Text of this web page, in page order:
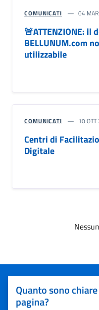
COMUNICATI 04
🚨ATTENZIONE: il
BELLUNUM.com
utilizzabile
COMUNICATI 10 OTT
Centri di
Digitale
Quanto sono
pagina?